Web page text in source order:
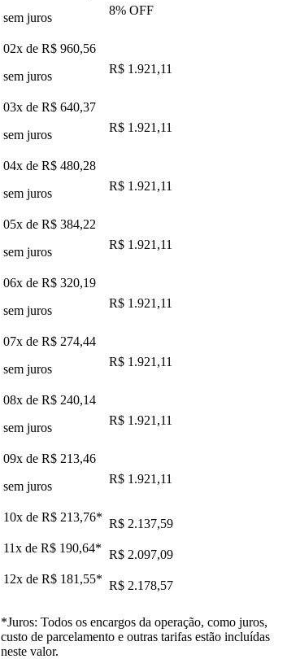
sem juros
8% OFF
02x de R$ 960,56
sem juros
R$ 1.921,11
03x de R$ 640,37
sem juros
R$ 1.921,11
04x de R$ 480,28
sem juros
R$ 1.921,11
05x de R$ 384,22
sem juros
R$ 1.921,11
06x de R$ 320,19
sem juros
R$ 1.921,11
07x de R$ 274,44
sem juros
R$ 1.921,11
08x de R$ 240,14
sem juros
R$ 1.921,11
09x de R$ 213,46
sem juros
R$ 1.921,11
10x de R$ 213,76* R$ 2.137,59
11x de R$ 190,64* R$ 2.097,09
12x de R$ 181,55* R$ 2.178,57
*Juros: Todos os encargos da operação, como juros,
custo de parcelamento e outras tarifas estão incluídas
neste valor.